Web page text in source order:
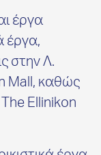
έργα
έργα,
στην Λ.
Mall, καθώς
The Ellinikon